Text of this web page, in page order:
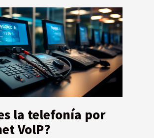
la telefonía por
VolP?